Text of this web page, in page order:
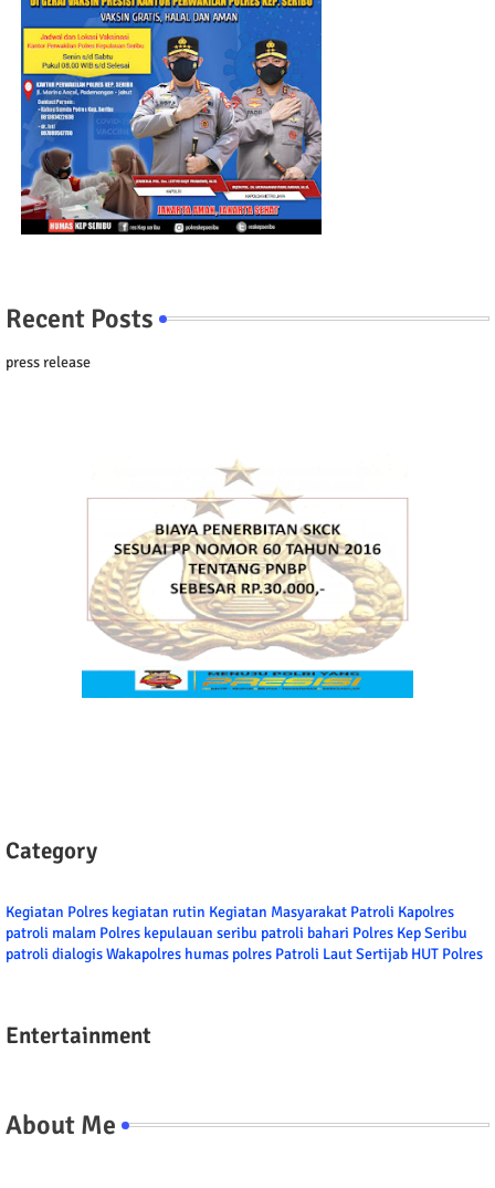
Recent Posts
press release
Category
Kegiatan Polres kegiatan rutin Kegiatan Masyarakat Patroli Kapolres
patroli malam Polres kepulauan seribu patroli bahari Polres Kep Seribu
patroli dialogisWakapolres humas polres Patroli LautSertijab HUT Polres
Entertainment
About Me